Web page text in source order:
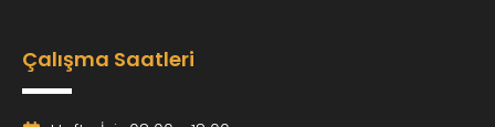
Çalışma Saatleri